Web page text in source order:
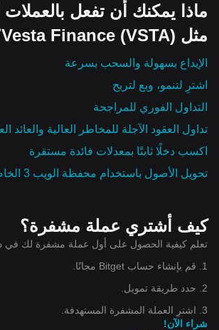
ماذا يمكنك أن تفعل
مثل Vesta Finance (VSTA)؟
الإيداع بسهولة والسحب بسرعة
اشترِ لتنمو، وبع لتربح
التداول الفوري للمراجحة
تداول العقود الآجلة للمخاطر العالية والعائد
اكسب دخلًا ثابتًا بمعدلات فائدة مستقرة
تحويل الأصول باستخدام محفظة الويب 3 الخاصة بك
كيف أشتري عملة مشفرة؟
تعلم كيفية الحصول على أول عملة مشفرة لك في
1. قم بإنشاء حساب Bitget مجانًا.
2. حدد طريقة تمويل.
3. اشترِ العملة المشفرة المستهدفة.
شراء الآن!